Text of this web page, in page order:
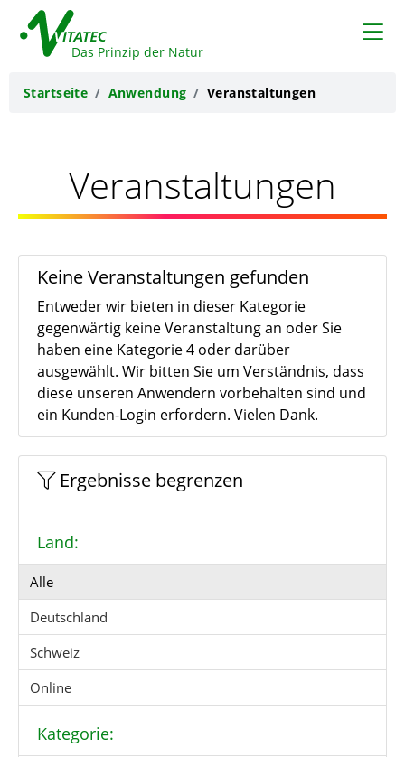
Das Prinzip der Natur
Startseite Anwendung Veranstaltungen
Veranstaltungen
Keine Veranstaltungen gefunden
Entweder wir bieten in dieser Kategorie
gegenwärtig keine Veranstaltung an oder Sie
haben eine Kategorie 4 oder darüber
ausgewählt. Wir bitten Sie um Verständnis, dass
diese unseren Anwendern vorbehalten sind und
ein Kunden-Login erfordern. Vielen Dank.
Ergebnisse begrenzen
Land:
Alle
Deutschland
Schweiz
Online
Kategorie: